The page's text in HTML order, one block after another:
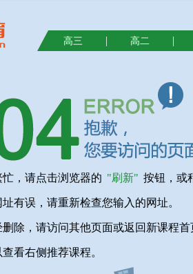
高三 | 高二 |
，请点击浏览器的 "刷新" 按钮，或
有误，请重新检查您输入的网址。
删除，请访问其他页面或返回新课程首
看右侧推荐课程。